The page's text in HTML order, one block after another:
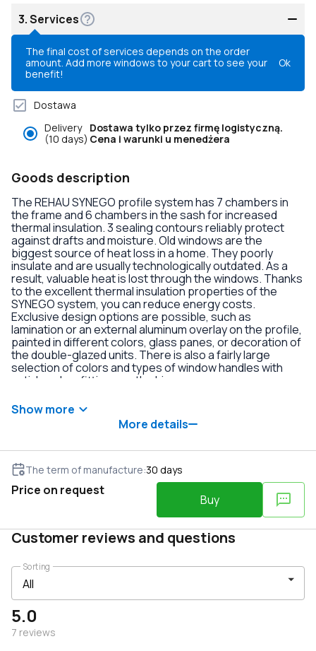
3.Services
The final cost of services depends on the order
amount. Add more windows to your cart to see your
benefit!
Ok
Dostawa
Delivery
(10 days)
Dostawa tylko przez firmę logistyczną.
Cena i warunki u menedżera
Goods description
The REHAU SYNEGO profile system has 7 chambers in
the frame and 6 chambers in the sash for increased
thermal insulation. 3 sealing contours reliably protect
against drafts and moisture. Old windows are the
biggest source of heat loss in a home. They poorly
insulate and are usually technologically outdated. As a
result, valuable heat is lost through the windows. Thanks
to the excellent thermal insulation properties of the
SYNEGO system, you can reduce energy costs.
Exclusive design options are possible, such as
lamination or an external aluminum overlay on the profile,
painted in different colors, glass panes, or decoration of
the double-glazed units. There is also a fairly large
selection of colors and types of window handles with
anti-burglary fittings on the hinges.
Show more
More details
The term of manufacture:30 days
Price on request
Buy
Customer reviews and questions
5.0
7 reviews
Sorting